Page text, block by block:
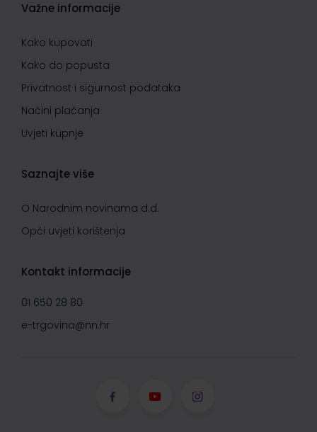
Važne informacije
Kako kupovati
Kako do popusta
Privatnost i sigurnost podataka
Načini plaćanja
Uvjeti kupnje
Saznajte više
O Narodnim novinama d.d.
Opći uvjeti korištenja
Kontakt informacije
01 650 28 80
e-trgovina@nn.hr